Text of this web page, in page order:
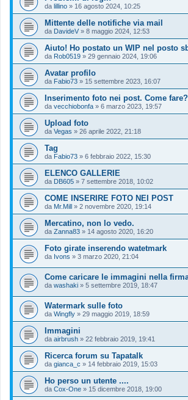
da lillino » 16 agosto 2024, 10:25
Mittente delle notifiche via mail
da DavideV » 8 maggio 2024, 12:53
Aiuto! Ho postato un WIP nel posto
da Rob0519 » 29 gennaio 2024, 19:06
Avatar profilo
da Fabio73 » 15 settembre 2023, 16:07
Inserimento foto nei post. Come fare?
da vecchiobonfa » 6 marzo 2023, 19:57
Upload foto
da Vegas » 26 aprile 2022, 21:18
Tag
da Fabio73 » 6 febbraio 2022, 15:30
ELENCO GALLERIE
da DB605 » 7 settembre 2018, 10:02
COME INSERIRE FOTO NEI POST
da Mr.Mill » 2 novembre 2020, 19:14
Mercatino, non lo vedo.
da Zanna83 » 14 agosto 2020, 16:20
Foto girate inserendo watetmark
da Ivons » 3 marzo 2020, 21:04
Come caricare le immagini nella
da washaki » 5 settembre 2019, 18:47
Watermark sulle foto
da Wingfly » 29 maggio 2019, 18:59
Immagini
da airbrush » 22 febbraio 2019, 19:41
Ricerca forum su Tapatalk
da gianca_c » 14 febbraio 2019, 15:03
Ho perso un utente ....
da Cox-One » 15 dicembre 2018, 19:00